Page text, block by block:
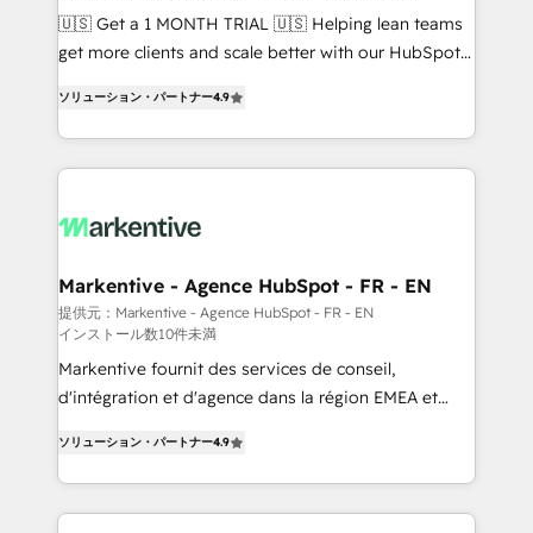
Build high-performing websites with UX, messaging,
& conversion strategy that drive results. 🤖AI
AI, & maximize AEO with tailored AI services. 🧩
Integrations: Extend HubSpot with custom
🇺🇸 Get a 1 MONTH TRIAL 🇺🇸 Helping lean teams
get more clients and scale better with our HubSpot
Work With 🚀 We help lean, growing companies: -
Win more business - Reduce no-shows - Improve
lead & deal conversion rates - Scale with less
What do you get? 🤓 Our client's are too busy to
Personal Consultant + Tech Team to handle the
heavy lifting of mapping out AND building your ideal
system. + Get best practices and 'don't know what
you don't know' recommendations to maximize
conversions! OTF is an Elite Partner (top 1% of
Partner of the Year 💥 Trusted by 2,500+ companies
to help them scale and close more business, by
using HubSpot (the right way). ⭐️ Here's more info:
ソリューション・パートナー4.9
Markentive - Agence HubSpot - FR - EN
提供元：Markentive - Agence HubSpot - FR - EN
インストール数10件未満
Markentive fournit des services de conseil,
d'intégration et d'agence dans la région EMEA et
marketing automation, Growth, Revops, CRM et
webdesign. Markentive is both a consulting firm, a
digital agency and an integrator. With over 115
ソリューション・パートナー4.9